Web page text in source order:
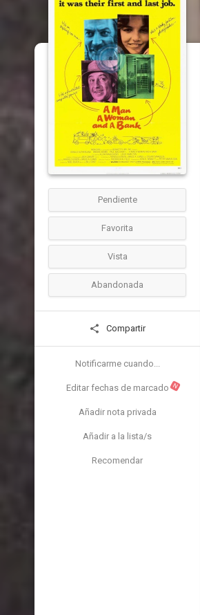
Pendiente
Favorita
Vista
Abandonada
Compartir
Notificarme cuando...
Editar fechas de marcado N
Añadir nota privada
Añadir a la lista/s
Recomendar